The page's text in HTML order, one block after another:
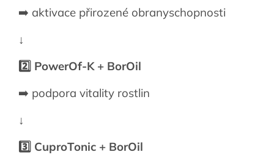
➡️ aktivace přirozené obranyschopnosti
↓
2️⃣ PowerOf-K + BorOil
➡️ podpora vitality rostlin
↓
3️⃣ CuproTonic + BorOil